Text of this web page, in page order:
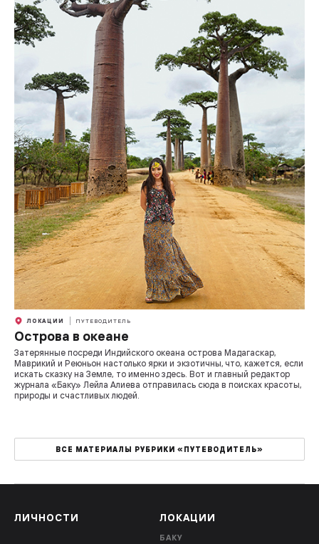
ЛОКАЦИИ ПУТЕВОДИТЕЛЬ
Острова в океане
Затерянные посреди Индийского океана острова Мадагаскар,
Маврикий и Реюньон настолько ярки и экзотичны, что, кажется, если
искать сказку на Земле, то именно здесь. Вот и главный редактор
журнала «Баку» Лейла Алиева отправилась сюда в поисках красоты,
природы и счастливых людей.
ВСЕ МАТЕРИАЛЫ РУБРИКИ «ПУТЕВОДИТЕЛЬ»
ЛИЧНОСТИ ЛОКАЦИИ
БАКУ